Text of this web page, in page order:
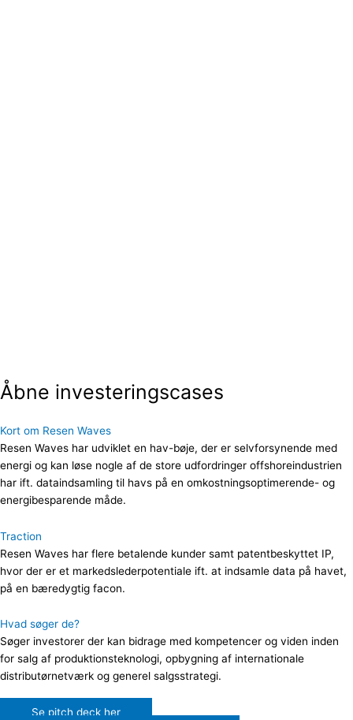
Åbne investeringscases
Kort om Resen Waves
Resen Waves har udviklet en hav-bøje, der er selvforsynende med
energi og kan løse nogle af de store udfordringer offshoreindustrien
har ift. dataindsamling til havs på en omkostningsoptimerende- og
energibesparende måde.
Traction
Resen Waves har flere betalende kunder samt patentbeskyttet IP,
hvor der er et markedslederpotentiale ift. at indsamle data på havet,
på en bæredygtig facon.
Hvad søger de?
Søger investorer der kan bidrage med kompetencer og viden inden
for salg af produktionsteknologi, opbygning af internationale
distributørnetværk og generel salgsstrategi.
Se pitch deck her